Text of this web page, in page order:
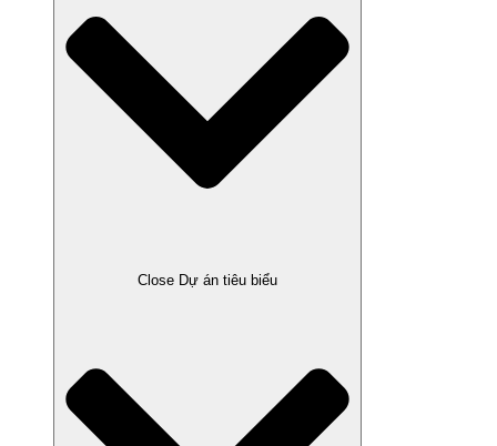
Close Dự án tiêu biểu